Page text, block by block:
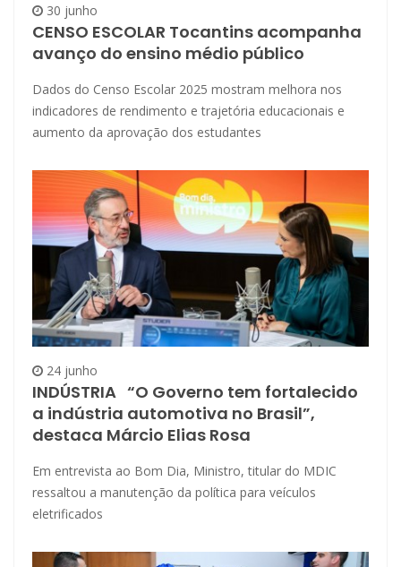
30 junho
CENSO ESCOLAR Tocantins acompanha
avanço do ensino médio público
Dados do Censo Escolar 2025 mostram melhora nos
indicadores de rendimento e trajetória educacionais e
aumento da aprovação dos estudantes
24 junho
INDÚSTRIA “O Governo tem fortalecido
a indústria automotiva no Brasil”,
destaca Márcio Elias Rosa
Em entrevista ao Bom Dia, Ministro, titular do MDIC
ressaltou a manutenção da política para veículos
eletrificados